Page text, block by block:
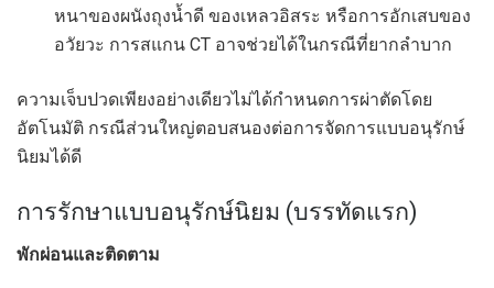
หนาของผนังถุงน้ำดี ของเหลวอิสระ หรือการอักเสบของ
อวัยวะ การสแกน CT อาจช่วยได้ในกรณีที่ยากลำบาก
ความเจ็บปวดเพียงอย่างเดียวไม่ได้กำหนดการผ่าตัดโดย
อัตโนมัติ กรณีส่วนใหญ่ตอบสนองต่อการจัดการแบบอนุรักษ์
นิยมได้ดี
การรักษาแบบอนุรักษ์นิยม (บรรทัดแรก)
พักผ่อนและติดตาม